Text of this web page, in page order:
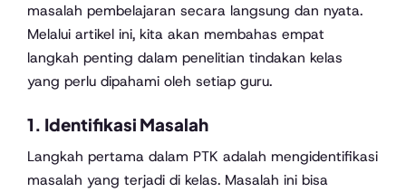
masalah pembelajaran secara langsung dan nyata.
Melalui artikel ini, kita akan membahas empat
langkah penting dalam penelitian tindakan kelas
yang perlu dipahami oleh setiap guru.
1. Identifikasi Masalah
Langkah pertama dalam PTK adalah mengidentifikasi
masalah yang terjadi di kelas. Masalah ini bisa